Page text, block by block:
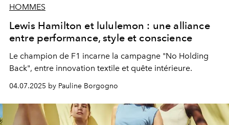
HOMMES
Lewis Hamilton et lululemon : une alliance
entre performance, style et conscience
Le champion de F1 incarne la campagne "No Holding
Back", entre innovation textile et quête intérieure.
04.07.2025 by Pauline Borgogno